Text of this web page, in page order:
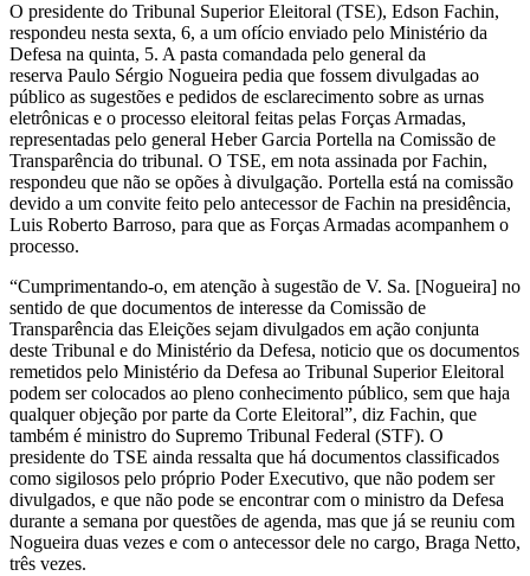
O presidente do Tribunal Superior Eleitoral (TSE), Edson Fachin,
respondeu nesta sexta, 6, a um ofício enviado pelo Ministério da
Defesa na quinta, 5. A pasta comandada pelo general da
reserva Paulo Sérgio Nogueira pedia que fossem divulgadas ao
público as sugestões e pedidos de esclarecimento sobre as urnas
eletrônicas e o processo eleitoral feitas pelas Forças Armadas,
representadas pelo general Heber Garcia Portella na Comissão de
Transparência do tribunal. O TSE, em nota assinada por Fachin,
respondeu que não se opões à divulgação. Portella está na comissão
devido a um convite feito pelo antecessor de Fachin na presidência,
Luis Roberto Barroso, para que as Forças Armadas acompanhem o
processo.
“Cumprimentando-o, em atenção à sugestão de V. Sa. [Nogueira] no
sentido de que documentos de interesse da Comissão de
Transparência das Eleições sejam divulgados em ação conjunta
deste Tribunal e do Ministério da Defesa, noticio que os documentos
remetidos pelo Ministério da Defesa ao Tribunal Superior Eleitoral
podem ser colocados ao pleno conhecimento público, sem que haja
qualquer objeção por parte da Corte Eleitoral”, diz Fachin, que
também é ministro do Supremo Tribunal Federal (STF). O
presidente do TSE ainda ressalta que há documentos classificados
como sigilosos pelo próprio Poder Executivo, que não podem ser
divulgados, e que não pode se encontrar com o ministro da Defesa
durante a semana por questões de agenda, mas que já se reuniu com
Nogueira duas vezes e com o antecessor dele no cargo, Braga Netto,
três vezes.